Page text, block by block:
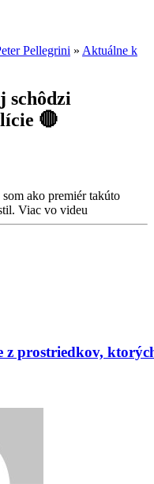
Pellegrini » Aktuálne k
schôdzi
🔴
ako premiér takúto
Viac vo videu
z prostriedkov,